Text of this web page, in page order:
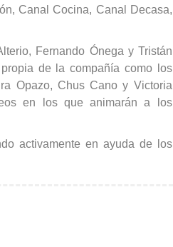
Canal Cocina, Canal Decasa,
Fernando Ónega y Tristán
de la compañía como los
Opazo, Chus Cano y Victoria
en los que animarán a los
activamente en ayuda de los